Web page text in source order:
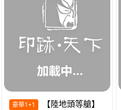
豪華1+1